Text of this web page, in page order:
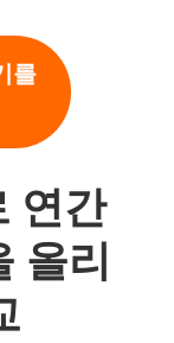
를
연간
올리